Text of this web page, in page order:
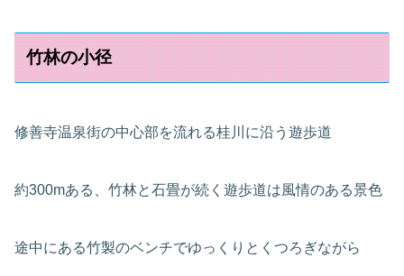
竹林の小径
修善寺温泉街の中心部を流れる桂川に沿う遊歩道
約300mある、竹林と石畳が続く遊歩道は風情のある景色
途中にある竹製のベンチでゆっくりとくつろぎながら